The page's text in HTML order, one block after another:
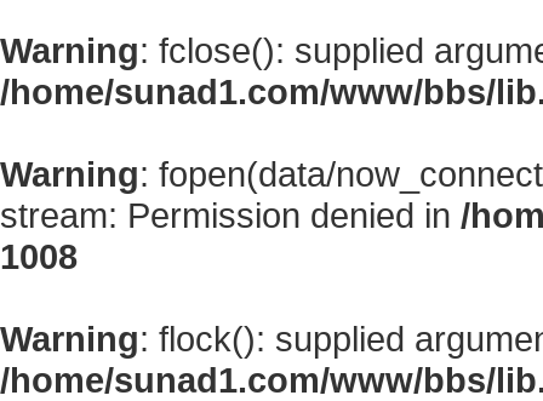
Warning: fclose(): supplied
/home/sunad1.com/www/bbs/
Warning: fopen(data/
stream: Permission denied in /
1008
Warning: flock(): supplied
/home/sunad1.com/www/bbs/